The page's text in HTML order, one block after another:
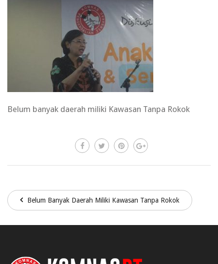
Belum banyak daerah miliki Kawasan Tanpa Rokok
Belum Banyak Daerah Miliki Kawasan Tanpa Rokok